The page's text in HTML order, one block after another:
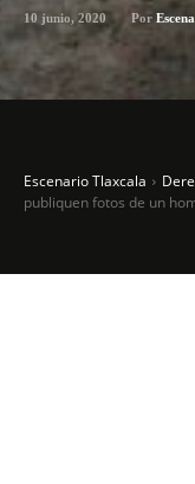
10 junio, 2020 Por
Escenario Tlaxcala
publiquen fotos de un